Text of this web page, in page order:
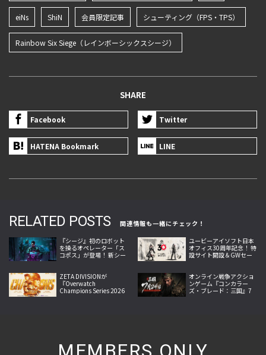
eiNs ShiN 会員限定記事 シューティング（FPS・TPS）
Rainbow Six Siege（レインボーシックスシージ）
SHARE
Facebook Twitter
HATENA Bookmark LINE
RELATED POSTS
関連情報も一緒にチェック！
『シージ』初のロボット
を操るオペレーター「ス
コポス」が登場！ 新シー
スタート
ユービーアイソフト日本
オフィス30周年記念！ 特
設サイト開設＆GWセー
ZETA DIVISIONが
『Overwatch
Champions Series 2026
オンライン戦争アクショ
ンゲーム『コンカラー
ズ・ブレード：三国』7